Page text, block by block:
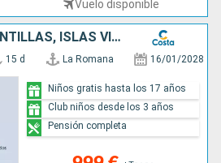
Vuelo disponible
REP. DOMINICANA, ANTILLAS, ISLAS VÍRGENES
15 d La Romana 16/01/2028
Niños gratis hasta los 17 años
Club niños desde los 3 años
Pensión completa